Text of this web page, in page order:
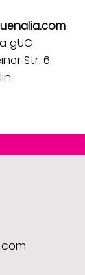
gUG
Str. 6